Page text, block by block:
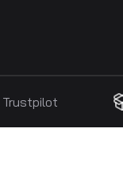
Trustpilot